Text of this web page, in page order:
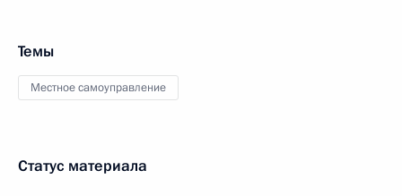
Темы
Местное самоуправление
Статус материала